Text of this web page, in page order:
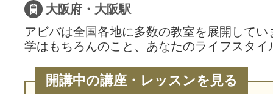
大阪府・大阪駅
アビバは全国各地に多数の教室を展開してい
学はもちろんのこと、あなたのライフスタ
開講中の講座・レッスンを見る